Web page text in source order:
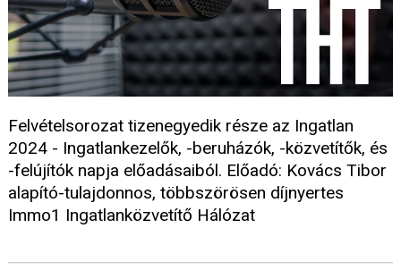
Felvételsorozat tizenegyedik része az Ingatlan
2024 - Ingatlankezelők, -beruházók, -közvetítők, és
-felújítók napja előadásaiból. Előadó: Kovács Tibor
alapító-tulajdonnos, többszörösen díjnyertes
Immo1 Ingatlanközvetítő Hálózat